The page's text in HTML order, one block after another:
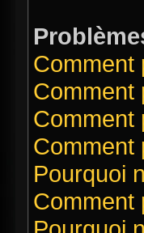
Comment
Comment
Comment
Comment
Pourquoi
Comment